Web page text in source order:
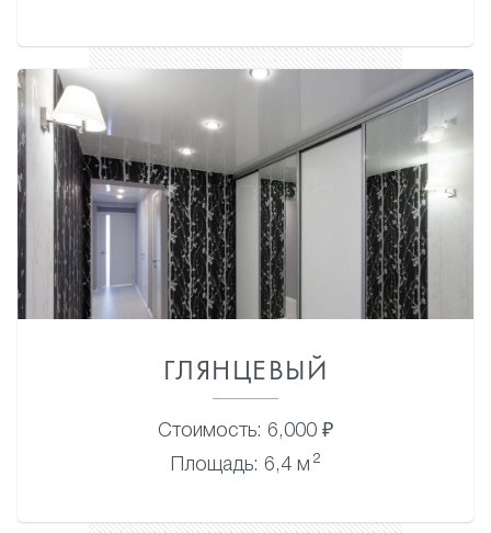
ГЛЯНЦЕВЫЙ
Стоимость: 6,000 ₽
Площадь: 6,4 м 2